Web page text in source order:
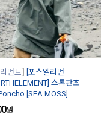
먼트
[포스엘리먼
스톰판초
[SEA MOSS]
원